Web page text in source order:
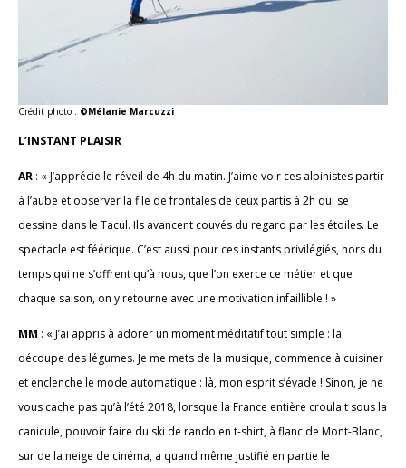
Crédit photo : ©Mélanie Marcuzzi
L’INSTANT PLAISIR
AR : « J’apprécie le réveil de 4h du matin. J’aime voir ces alpinistes partir
à l’aube et observer la file de frontales de ceux partis à 2h qui se
dessine dans le Tacul. Ils avancent couvés du regard par les étoiles. Le
spectacle est féérique. C’est aussi pour ces instants privilégiés, hors du
temps qui ne s’offrent qu’à nous, que l’on exerce ce métier et que
chaque saison, on y retourne avec une motivation infaillible ! »
MM : « J’ai appris à adorer un moment méditatif tout simple : la
découpe des légumes. Je me mets de la musique, commence à cuisiner
et enclenche le mode automatique : là, mon esprit s’évade ! Sinon, je ne
vous cache pas qu’à l’été 2018, lorsque la France entière croulait sous la
canicule, pouvoir faire du ski de rando en t-shirt, à flanc de Mont-Blanc,
sur de la neige de cinéma, a quand même justifié en partie le